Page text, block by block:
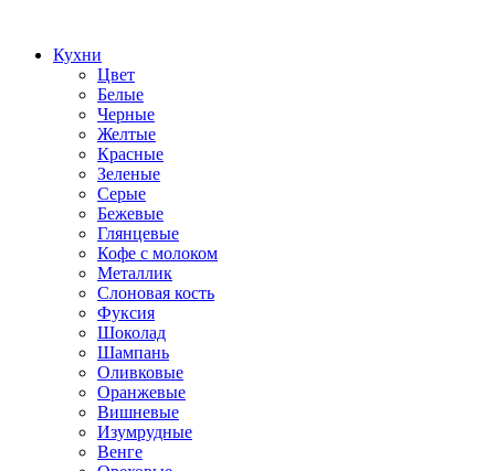
Кухни
Цвет
Белые
Черные
Желтые
Красные
Зеленые
Серые
Бежевые
Глянцевые
Кофе с молоком
Металлик
Слоновая кость
Фуксия
Шоколад
Шампань
Оливковые
Оранжевые
Вишневые
Изумрудные
Венге